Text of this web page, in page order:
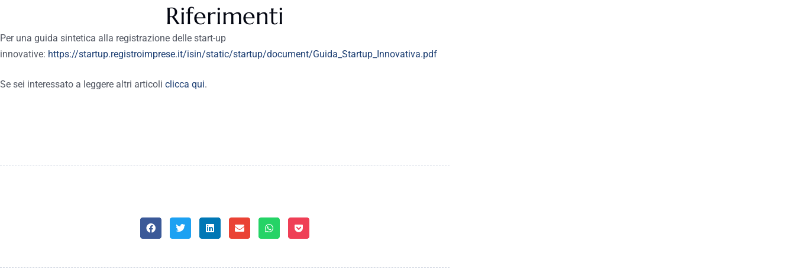
Riferimenti
Per una guida sintetica alla registrazione delle start-up
innovative: https://startup.registroimprese.it/isin/static/startup/document/Guida_Startup_Innovativa.pdf
Se sei interessato a leggere altri articoli clicca qui.